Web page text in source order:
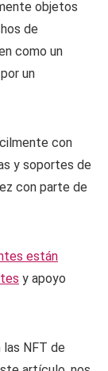
objetos
de
como un
un
con
y soportes de
con parte de
están
y apoyo
las NFT de